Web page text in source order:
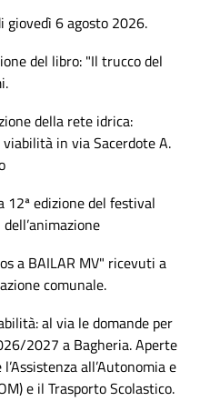
giovedì 6 agosto 2026.
del libro: "Il trucco del
della rete idrica:
in via Sacerdote A.
edizione del festival
a BAILAR MV" ricevuti a
comunale.
al via le domande per
2027 a Bagheria. Aperte
all’Autonomia e
e il Trasporto Scolastico.